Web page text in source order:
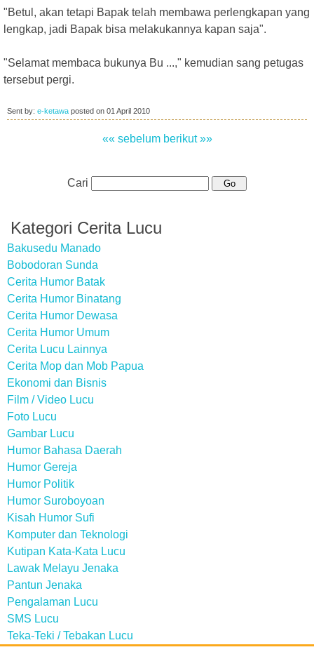
"Betul, akan tetapi Bapak telah membawa perlengkapan yang
lengkap, jadi Bapak bisa melakukannya kapan saja".
"Selamat membaca bukunya Bu ...," kemudian sang petugas
tersebut pergi.
Sent by: e-ketawa posted on 01 April 2010
«« sebelum berikut »»
Cari
Kategori Cerita Lucu
Bakusedu Manado
Bobodoran Sunda
Cerita Humor Batak
Cerita Humor Binatang
Cerita Humor Dewasa
Cerita Humor Umum
Cerita Lucu Lainnya
Cerita Mop dan Mob Papua
Ekonomi dan Bisnis
Film / Video Lucu
Foto Lucu
Gambar Lucu
Humor Bahasa Daerah
Humor Gereja
Humor Politik
Humor Suroboyoan
Kisah Humor Sufi
Komputer dan Teknologi
Kutipan Kata-Kata Lucu
Lawak Melayu Jenaka
Pantun Jenaka
Pengalaman Lucu
SMS Lucu
Teka-Teki / Tebakan Lucu